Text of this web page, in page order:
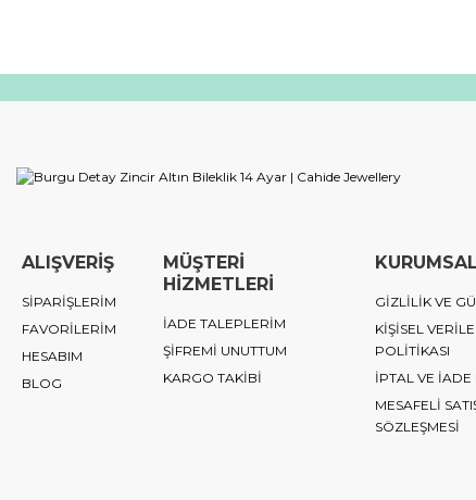
ALIŞVERİŞ
SİPARİŞLERİM
FAVORİLERİM
HESABIM
BLOG
MÜŞTERİ
HİZMETLERİ
İADE TALEPLERİM
ŞİFREMİ UNUTTUM
KARGO TAKİBİ
KURUMSAL
GİZLİLİK VE
KİŞİSEL
POLİTİKASI
İPTAL VE İADE
MESAFELİ
SÖZLEŞMESİ